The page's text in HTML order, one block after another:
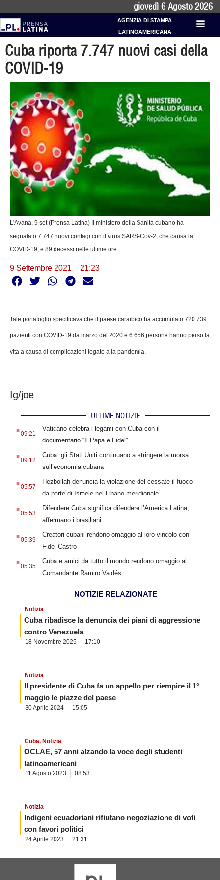
giovedì 6 Agosto 2026
AGENZIA DI STAMPA
LATINOAMERICANA
Cuba riporta 7.747 nuovi casi della
COVID-19
L'Avana, 9 set (Prensa Latina) Il ministero della Sanità cubano ha
segnalato 7.747 nuovi contagi con il virus SARS-Cov-2, che causa la
COVID-19, e 89 decessi nelle ultime ore.
9 Settembre 2021 21:23
Tale portafoglio specificava che il paese caraibico ha accumulato 720.739
pazienti con COVID-19 da marzo del 2020 e 6.656 persone hanno perso la
vita a causa di complicazioni legate alla pandemia.
Ig/joe
ULTIME NOTIZIE
.09:21
Vaticano celebra i legami con Cuba con il
documentario “Il Papa e Fidel”
.09:12
Cuba: gli Stati Uniti continuano a stringere la morsa
sull’economia cubana
.05:57
Hezbollah denuncia la violazione del cessate il fuoco
da parte di Israele nel Libano meridionale
.05:53
Difendere Cuba significa difendere l’America Latina,
affermano i brasiliani
.05:39
Creatori cubani rendono omaggio al loro vincolo con
Fidel Castro
.05:35
Cuba e amici da tutto il mondo rendono omaggio al
Comandante Ramiro Valdés
NOTIZIE RELAZIONATE
Notizia
Cuba ribadisce la denuncia dei piani di aggressione
contro Venezuela
18 Novembre 2025 17:10
Notizia
Il presidente di Cuba fa un appello per riempire il 1°
maggio le piazze del paese
30 Aprile 2024 15:05
Cuba, Notizia
OCLAE, 57 anni alzando la voce degli studenti
latinoamericani
11 Agosto 2023 08:53
Notizia
Indigeni ecuadoriani rifiutano negoziazione di voti
con favori politici
24 Aprile 2023 21:31